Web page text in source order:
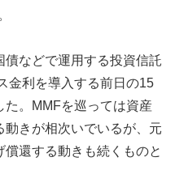
債などで運用する投資信託
金利を導入する前日の15
た。MMFを巡っては資産
きが相次いでいるが、元
還する動きも続くものと